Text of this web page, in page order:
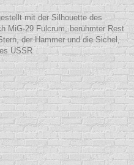
mit der Silhouette des
MiG-29 Fulcrum, berühmter Rest
der Hammer und die Sichel,
USSR